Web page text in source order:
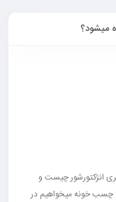
میشود؟
انژکتورشور چیست و
چسب خونه میخواهیم در